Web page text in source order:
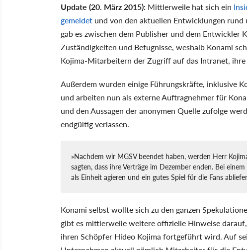
Update (20. März 2015): Mittlerweile hat sich ein
gemeldet und von den aktuellen Entwicklungen
gab es zwischen dem Publisher und dem
Zuständigkeiten und Befugnisse, weshalb Konami
Kojima-Mitarbeitern der Zugriff auf das Intranet,
Außerdem wurden einige Führungskräfte, inklusive
und arbeiten nun als externe Auftragnehmer für
und den Aussagen der anonymen Quelle zufolge
endgültig verlassen.
»Nachdem wir MGSV beendet haben, werden Herr
sagten, dass ihre Verträge im Dezember enden. Bei
als Einheit agieren und ein gutes Spiel für die Fans
Konami selbst wollte sich zu den ganzen
gibt es mittlerweile weitere offizielle Hinweise
ihren Schöpfer Hideo Kojima fortgeführt wird. Auf